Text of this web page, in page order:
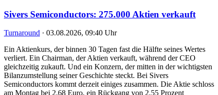
Sivers Semiconductors: 275.000 Aktien verkauft
Turnaround · 03.08.2026, 09:40 Uhr
Ein Aktienkurs, der binnen 30 Tagen fast die Hälfte seines Wertes
verliert. Ein Chairman, der Aktien verkauft, während der CEO
gleichzeitig zukauft. Und ein Konzern, der mitten in der wichtigsten
Bilanzumstellung seiner Geschichte steckt. Bei Sivers
Semiconductors kommt derzeit einiges zusammen. Die Aktie schloss
am Montag bei 2,68 Euro, ein Rückgang von 2,55 Prozent